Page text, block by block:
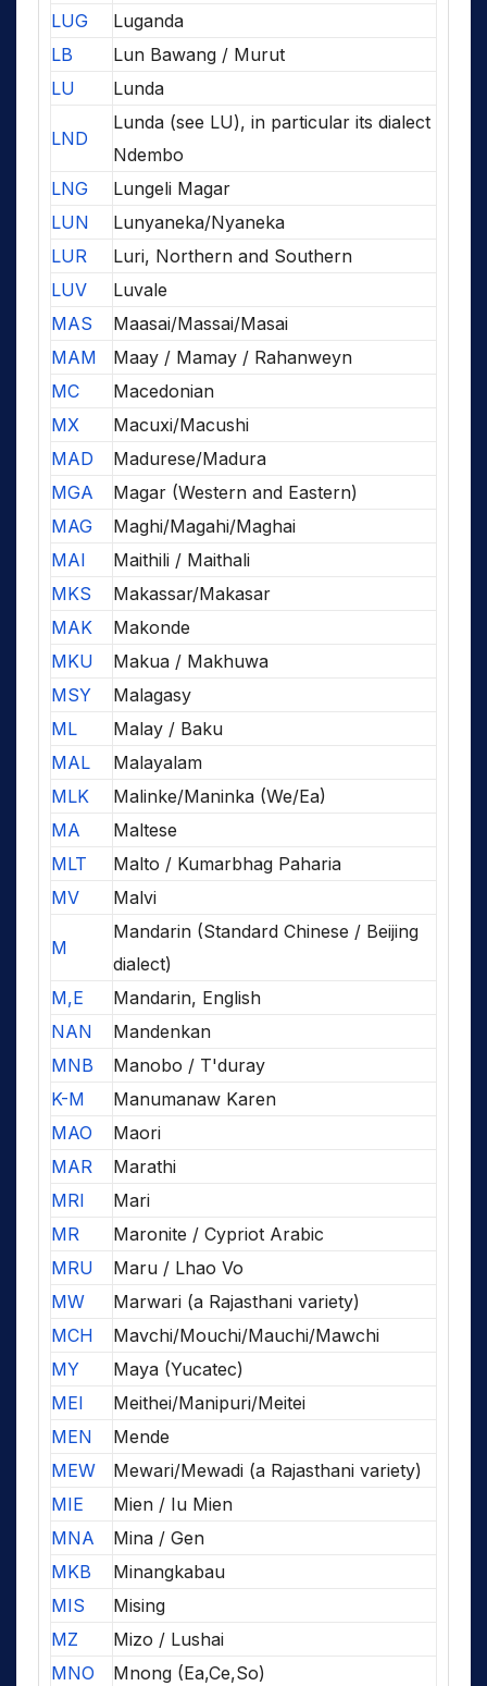
LUG
Luganda
LB
Lun Bawang / Murut
LU
Lunda
LND
Lunda (see LU), in particular its dialect
Ndembo
LNG
Lungeli Magar
LUN
Lunyaneka/Nyaneka
LUR
Luri, Northern and Southern
LUV
Luvale
MAS
Maasai/Massai/Masai
MAM
Maay / Mamay / Rahanweyn
MC
Macedonian
MX
Macuxi/Macushi
MAD
Madurese/Madura
MGA
Magar (Western and Eastern)
MAG
Maghi/Magahi/Maghai
MAI
Maithili / Maithali
MKS
Makassar/Makasar
MAK
Makonde
MKU
Makua / Makhuwa
MSY
Malagasy
ML
Malay / Baku
MAL
Malayalam
MLK
Malinke/Maninka (We/Ea)
MA
Maltese
MLT
Malto / Kumarbhag Paharia
MV
Malvi
M
Mandarin (Standard Chinese / Beijing
dialect)
M,E
Mandarin, English
NAN
Mandenkan
MNB
Manobo / T'duray
K-M
Manumanaw Karen
MAO
Maori
MAR
Marathi
MRI
Mari
MR
Maronite / Cypriot Arabic
MRU
Maru / Lhao Vo
MW
Marwari (a Rajasthani variety)
MCH
Mavchi/Mouchi/Mauchi/Mawchi
MY
Maya (Yucatec)
MEI
Meithei/Manipuri/Meitei
MEN
Mende
MEW
Mewari/Mewadi (a Rajasthani variety)
MIE
Mien / Iu Mien
MNA
Mina / Gen
MKB
Minangkabau
MIS
Mising
MZ
Mizo / Lushai
MNO
Mnong (Ea,Ce,So)